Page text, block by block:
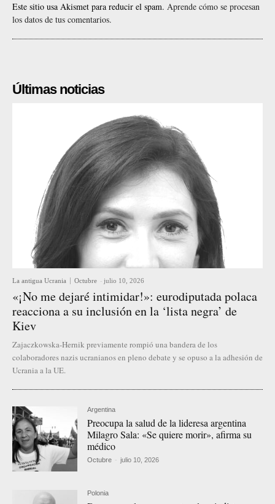
Este sitio usa Akismet para reducir el spam. Aprende cómo se procesan
los datos de tus comentarios.
Últimas noticias
La antigua Ucrania Octubre - julio 10, 2026
«¡No me dejaré intimidar!»: eurodiputada polaca
reacciona a su inclusión en la ‘lista negra’ de
Kiev
Zajaczkowska-Hernik previamente rompió una bandera de los
colaboradores nazis ucranianos en pleno debate y se opuso a la adhesión de
Ucrania a la UE.
Argentina
Preocupa la salud de la lideresa argentina
Milagro Sala: «Se quiere morir», afirma su
médico
Octubre - julio 10, 2026
Polonia